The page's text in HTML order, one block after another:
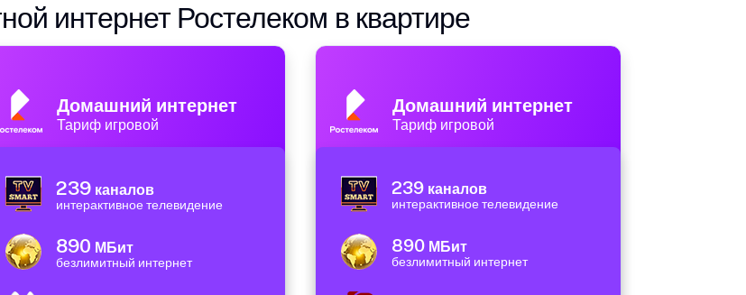
интернет Ростелеком в квартире
Домашний интернет
Тариф игровой
239 каналов
интерактивное телевидение
890 МБит
безлимитный интернет
Домашний интернет
Тариф игровой
239 каналов
интерактивное телевидение
890 МБит
безлимитный интернет